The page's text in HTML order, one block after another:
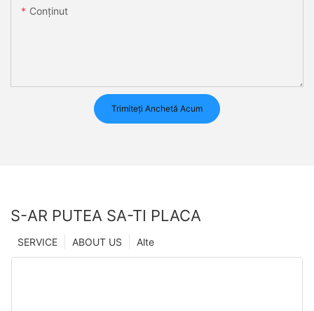
Conţinut
Trimiteți Anchetă Acum
S-AR PUTEA SA-TI PLACA
Alte
ABOUT US
SERVICE